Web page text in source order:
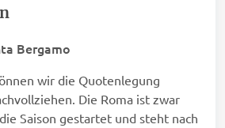
Bergamo
wir die Quotenlegung
Die Roma ist zwar
Saison gestartet und steht nach